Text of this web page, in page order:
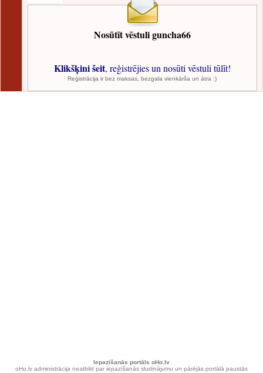
Nosūtīt vēstuli guncha66
Klikšķini šeit, reģistrējies un nosūti vēstuli tūlīt!
Reģistrācija ir bez maksas, bezgala vienkārša un ātra :)
Iepazīšanās portāls oHo.lv
oHo.lv administrācija neatbild par iepazīšanās sludinājumu un pārējās portālā paustās